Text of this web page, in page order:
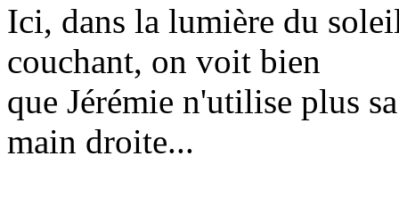
Ici, dans la lumière du
couchant, on voit bien
que Jérémie n'utilise plus sa
main droite...